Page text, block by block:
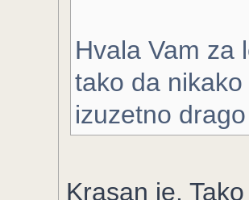
Hvala Vam za
tako da
izuzetno
Krasan je.